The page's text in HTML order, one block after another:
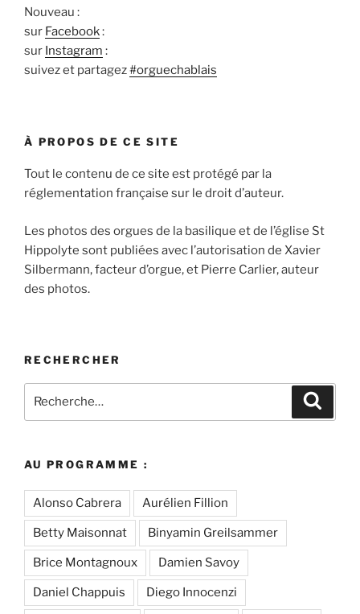
Nouveau :
sur Facebook:
sur Instagram :
suivez et partagez#orguechablais
À PROPOS DE CE SITE
Tout le contenu de ce site est protégé par la
réglementation française sur le droit d’auteur.
Les photos des orgues de la basilique et de l’église St
Hippolyte sont publiées avec l’autorisation de Xavier
Silbermann, facteur d’orgue, et Pierre Carlier, auteur
des photos.
RECHERCHER
pour
AU PROGRAMME :
Alonso Cabrera Aurélien Fillion
Betty Maisonnat Binyamin Greilsammer
Brice Montagnoux Damien Savoy
Daniel Chappuis Diego Innocenzi